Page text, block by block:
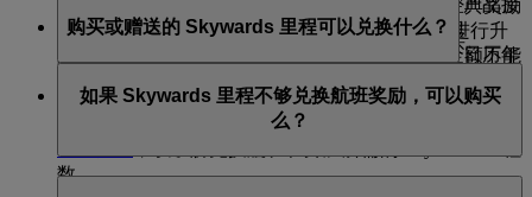
200,000 Skywards 里程
银卡和蓝卡会员可在一个日历年内至多购买
100,000 Skywards 里程
每次购买或赠送的里程必须至少为 2,000 Skywards
里程，每购买 1,000 Skywards 里程需支付 30 美元
年内可以购买的自用里程和通过“赠送里程”产品接
受的里程最大限额为 200,000 Skywards 里程
银卡和蓝卡会员通过“购买里程”产品在一个日历年
的里程最大限额为 100,000 Skywards 里程
不是。购买或赠送的 Skywards 里程可用于兑换经典奖励
航班，或为现有的阿联酋航空或 flydubai 的机票进行升
舱兑换。为购买或赠送的 Skywards 里程支付的金额不能
购买或赠送的 Skywards 里程可以兑换什么？
和升舱。我们不限制你使用 Skywards 里程购买阿联酋航
空提供的任何产品或服务，但还是建议你查看我们的
数。
如果 Skywards 里程不够兑换航班奖励，可以购买
么？